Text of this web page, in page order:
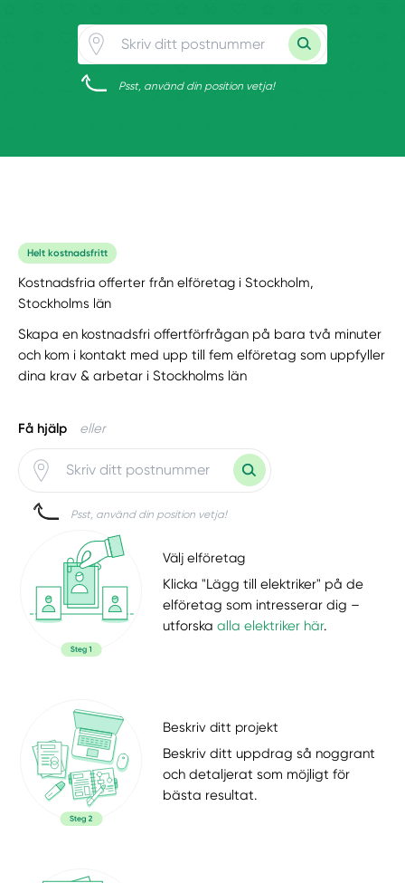
Psst, använd din position vetja!
Helt kostnadsfritt
Kostnadsfria offerter från elföretag i Stockholm,
Stockholms län
Skapa en kostnadsfri offertförfrågan på bara två minuter
och kom i kontakt med upp till fem elföretag som uppfyller
dina krav & arbetar i Stockholms län
Få hjälp eller
Psst, använd din position vetja!
Välj elföretag
Klicka "Lägg till elektriker" på de
elföretag som intresserar dig –
utforskaalla elektriker här.
Beskriv ditt projekt
Beskriv ditt uppdrag så noggrant
och detaljerat som möjligt för
bästa resultat.